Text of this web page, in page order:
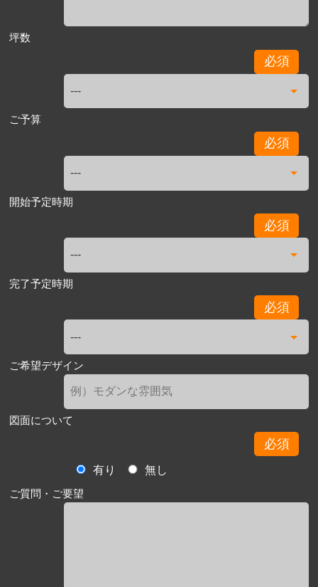
坪数
必須
ご予算
必須
開始予定時期
必須
完了予定時期
必須
ご希望デザイン
図面について
必須
有り
無し
ご質問・ご要望